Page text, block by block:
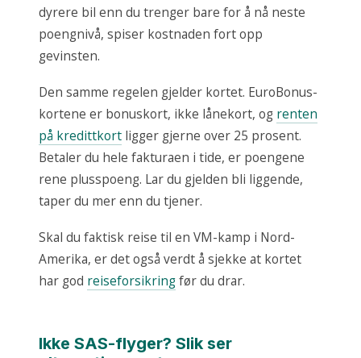
dyrere bil enn du trenger bare for å nå neste
poengnivå, spiser kostnaden fort opp
gevinsten.
Den samme regelen gjelder kortet. EuroBonus-
kortene er bonuskort, ikke lånekort, og renten
på kredittkort ligger gjerne over 25 prosent.
Betaler du hele fakturaen i tide, er poengene
rene plusspoeng. Lar du gjelden bli liggende,
taper du mer enn du tjener.
Skal du faktisk reise til en VM-kamp i Nord-
Amerika, er det også verdt å sjekke at kortet
har god reiseforsikringfør du drar.
Ikke SAS-flyger? Slik ser